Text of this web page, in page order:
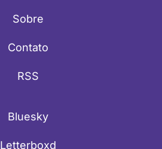
Sobre
Contato
RSS
Bluesky
Letterboxd